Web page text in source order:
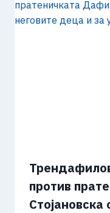
против
Стојановска